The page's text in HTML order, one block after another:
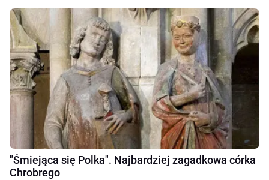
"Śmiejąca się Polka". Najbardziej zagadkowa córka
Chrobrego